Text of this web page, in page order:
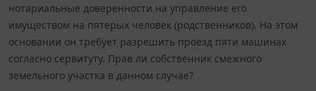
нотариальные доверенности на управление его
имуществом на пятерых человек (родственников). На этом
основании он требует разрешить проезд пяти машинах
согласно сервитуту. Прав ли собственник смежного
земельного участка в данном случае?